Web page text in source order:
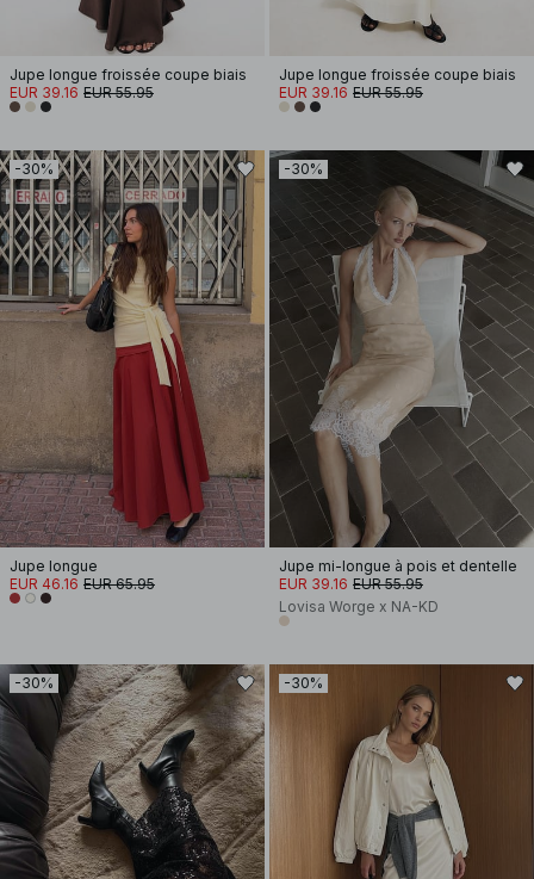
Jupe longue froissée coupe biais
EUR 39.16 EUR 55.95
Jupe longue froissée coupe biais
EUR 39.16 EUR 55.95
-30%
Jupe longue
EUR 46.16 EUR 65.95
-30%
Jupe mi-longue à pois et dentelle
EUR 39.16 EUR 55.95
Lovisa Worge x NA-KD
-30% -30%